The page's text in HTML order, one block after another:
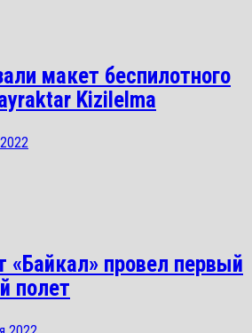
макет беспилотного
Kizilelma
«Байкал» провел первый
полет